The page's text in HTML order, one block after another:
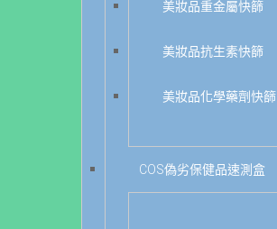
美妝品重金屬快篩
美妝品抗生素快篩
美妝品化學藥劑快篩
COS偽劣保健品速測盒